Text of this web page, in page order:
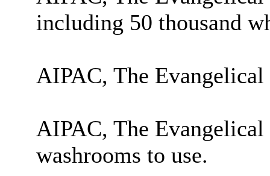
including 50 thousand
AIPAC, The
AIPAC, The
washrooms to use.